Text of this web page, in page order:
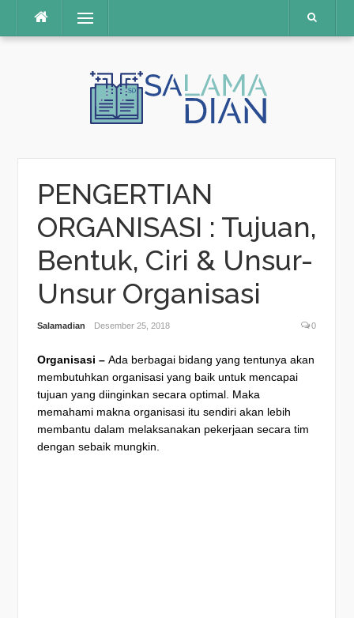
Menu
PENGERTIAN
ORGANISASI : Tujuan,
Bentuk, Ciri & Unsur-
Unsur Organisasi
Salamadian Desember 25, 2018 0
Organisasi – Ada berbagai bidang yang tentunya akan
membutuhkan organisasi yang baik untuk mencapai
tujuan yang diinginkan secara optimal. Maka
memahami makna organisasi itu sendiri akan lebih
membantu dalam melaksanakan pekerjaan secara tim
dengan sebaik mungkin.